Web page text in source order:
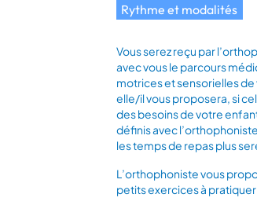
Rythme et modalités
Vous serez reçu par
avec vous le parcours
motrices et sensorielles de
elle/il vous proposera, si
des besoins de votre
définis avec
les temps de repas plus
L’orthophoniste vous
petits exercices à